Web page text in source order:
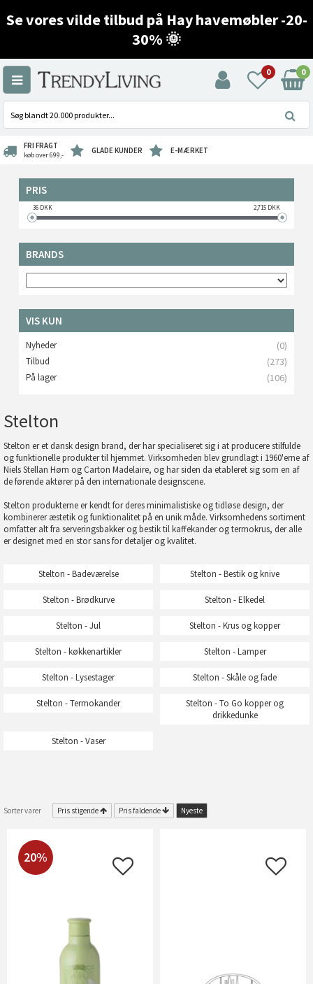
Se vores vilde tilbud på Hay havemøbler -20-
30% 🌞
0 0
FRI FRAGT
køb over 699,- GLADE KUNDER E-MÆRKET
PRIS
36DKK 2,715DKK
BRANDS
VIS KUN
Nyheder (0)
Tilbud (273)
På lager (106)
Stelton
Stelton er et dansk design brand, der har specialiseret sig i at producere stilfulde
og funktionelle produkter til hjemmet. Virksomheden blev grundlagt i 1960'erne af
Niels Stellan Høm og Carton Madelaire, og har siden da etableret sig som en af
de førende aktører på den internationale designscene.
Stelton produkterne er kendt for deres minimalistiske og tidløse design, der
kombinerer æstetik og funktionalitet på en unik måde. Virksomhedens sortiment
omfatter alt fra serveringsbakker og bestik til kaffekander og termokrus, der alle
er designet med en stor sans for detaljer og kvalitet.
Stelton - Badeværelse Stelton - Bestik og knive
Stelton - Brødkurve Stelton - Elkedel
Stelton - Jul Stelton - Krus og kopper
Stelton - køkkenartikler Stelton - Lamper
Stelton - Lysestager Stelton - Skåle og fade
Stelton - Termokander
Stelton - To Go kopper og
drikkedunke
Stelton - Vaser
Sorter varer Pris stigende Pris faldende Nyeste
20%